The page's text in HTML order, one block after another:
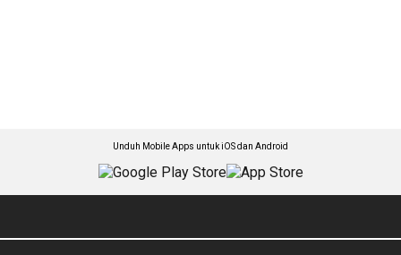
Unduh Mobile Apps untuk iOS dan Android